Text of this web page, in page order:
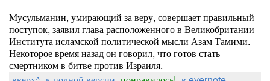
Мусульманин, умирающий за веру, совершает правильный
поступок, заявил глава расположенного в Великобритании
Института исламской политической мысли Азам Тамими.
Некоторое время назад он говорил, что готов стать
смертником в битве против Израиля.